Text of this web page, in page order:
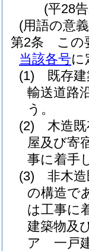
(平28
(用語の意
第2条
この
当該各号に
(1)
既存
輸送道路
う。
(2)
木造
屋及び寄
事に着手
(3)
非木
の構造で
は工事に
建築物及
ア
一戸